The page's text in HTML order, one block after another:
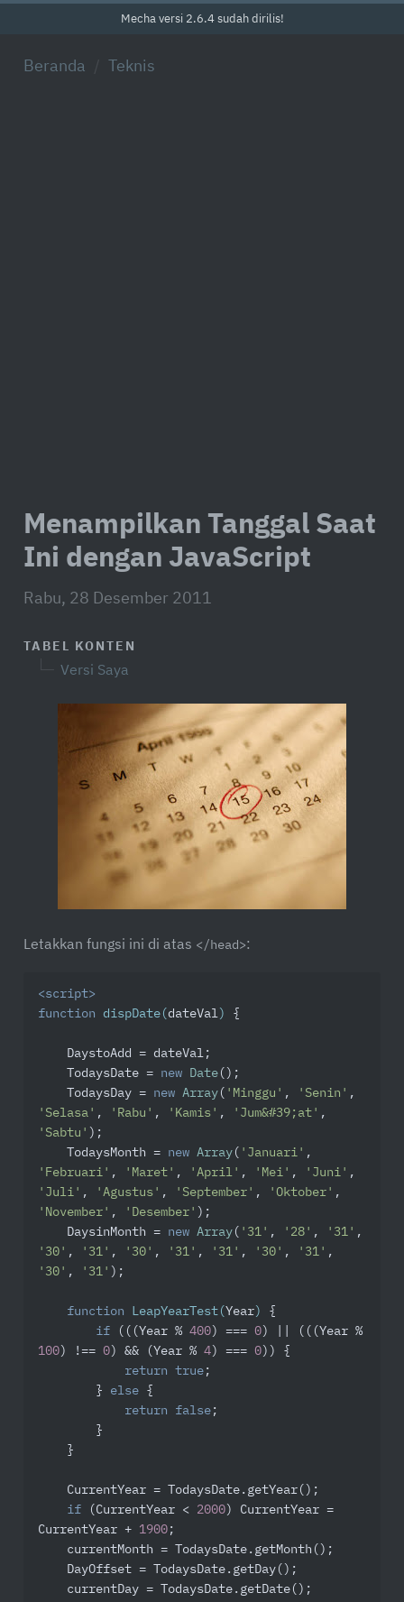
Mecha versi 2.6.4 sudah dirilis!
Beranda Teknis
Menampilkan Tanggal Saat
Ini dengan JavaScript
Rabu, 28 Desember 2011
TABEL KONTEN
Versi Saya
Letakkan fungsi ini di atas </head>:
<script>
function
dispDate ( dateVal ) {
    TodaysDate =
new Date ();
    TodaysDay =
new Array ( 'Minggu' , 'Senin'
'Selasa' , 'Rabu' , 'Kamis' , 'Jum&#39;at'
'Sabtu' );
    TodaysMonth =
new Array ( 'Januari'
'Februari' , 'Maret' , 'April' , 'Mei' , 'Juni'
'Juli' , 'Agustus' , 'September' , 'Oktober'
'November' , 'Desember' );
    DaysinMonth =
new Array ( '31' , '28' , '31'
'30' , '31' , '30' , '31' , '31' , '30' , '31'
'30' , '31' );
function LeapYearTest ( Year ) {
if (((Year % 400 ) === 0
100 ) !== 0 ) && (Year % 4 ) === 0 )) {
return
true ;
        }
else {
return
false ;
if (CurrentYear < 2000 ) CurrentYear =
CurrentYear + 1900 ;